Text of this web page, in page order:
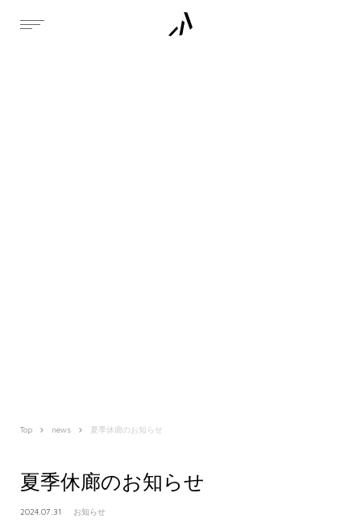
Top news 夏季休廊のお知らせ
夏季休廊のお知らせ
2024.07.31 お知らせ